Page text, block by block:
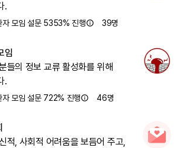
.
자 모임 설문 5353% 진행 39명
임
들의 정보 교류 활성화를 위해
.
자 모임 설문 722% 진행 46명
적, 사회적 어려움을 보듬어 주고,